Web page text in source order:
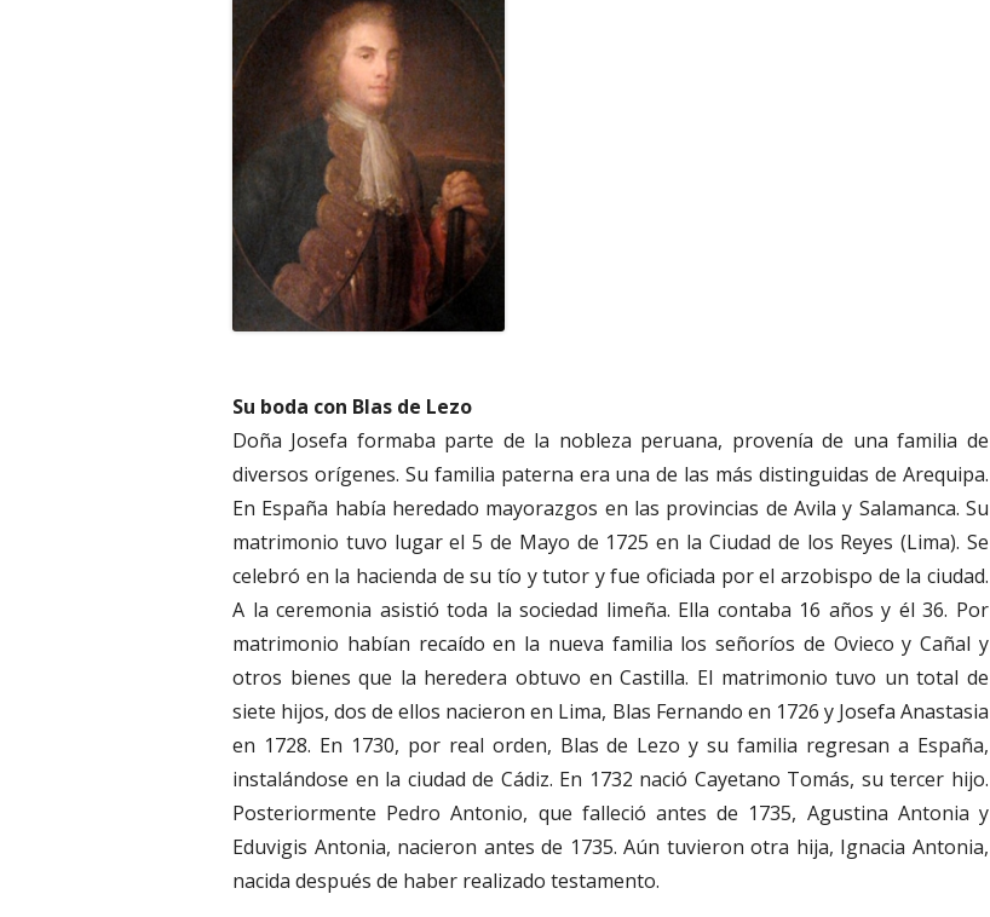
Su boda con Blas de Lezo
Doña Josefa formaba parte de la nobleza peruana, provenía de una familia de
diversos orígenes. Su familia paterna era una de las más distinguidas de Arequipa.
En España había heredado mayorazgos en las provincias de Avila y Salamanca. Su
matrimonio tuvo lugar el 5 de Mayo de 1725 en la Ciudad de los Reyes (Lima). Se
celebró en la hacienda de su tío y tutor y fue oficiada por el arzobispo de la ciudad.
A la ceremonia asistió toda la sociedad limeña. Ella contaba 16 años y él 36. Por
matrimonio habían recaído en la nueva familia los señoríos de Ovieco y Cañal y
otros bienes que la heredera obtuvo en Castilla. El matrimonio tuvo un total de
siete hijos, dos de ellos nacieron en Lima, Blas Fernando en 1726 y Josefa Anastasia
en 1728. En 1730, por real orden, Blas de Lezo y su familia regresan a España,
instalándose en la ciudad de Cádiz. En 1732 nació Cayetano Tomás, su tercer hijo.
Posteriormente Pedro Antonio, que falleció antes de 1735, Agustina Antonia y
Eduvigis Antonia, nacieron antes de 1735. Aún tuvieron otra hija, Ignacia Antonia,
nacida después de haber realizado testamento.